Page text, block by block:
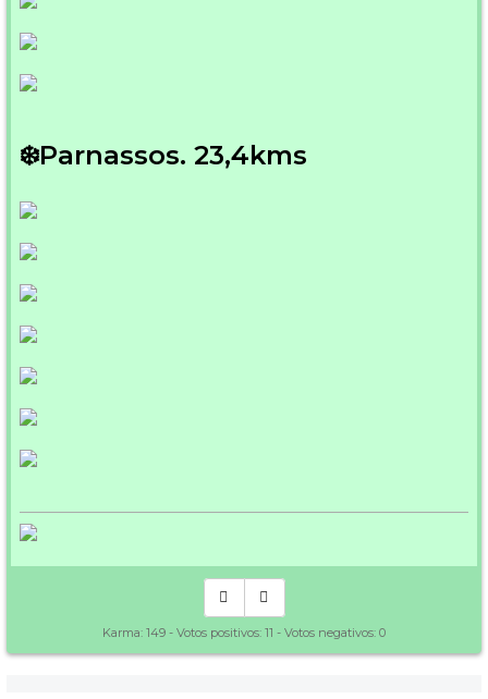
❄️Parnassos. 23,4kms
Karma: 149 - Votos positivos: 11 - Votos negativos: 0